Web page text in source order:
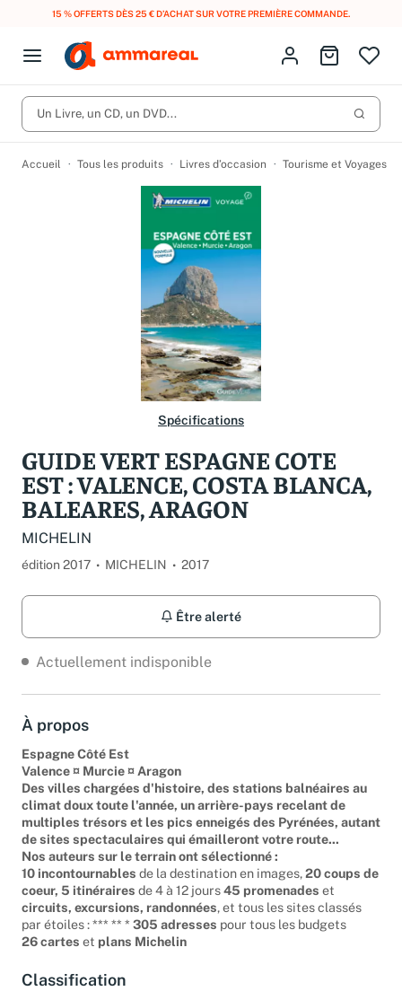
15 % OFFERTS DÈS 25 € D’ACHAT SUR VOTRE PREMIÈRE COMMANDE.
Open menu
Fermer le menu
CD d'occasion
DVD d'occasion
Nos engagements
Lancer
Vous n'avez pas trouvé l'article que vous cherchiez ?
Activez les notifications dans votre compte pour être alerté dès
qu'il est en stock.
Créer une alerte
Identifiez-vous
Aller au
Un Livre, un CD, un DVD...
Accueil Tous les produits Livres d’occasion Tourisme et Voyages
Spécifications
GUIDE VERT ESPAGNE COTE
EST : VALENCE, COSTA BLANCA,
BALEARES, ARAGON
MICHELIN
édition 2017 MICHELIN 2017
Être alerté
Actuellement indisponible
À propos
Espagne Côté Est
Valence ¤ Murcie ¤ Aragon
Des villes chargées d'histoire, des stations balnéaires au
climat doux toute l'année, un arrière-pays recelant de
multiples trésors et les pics enneigés des Pyrénées, autant
de sites spectaculaires qui émailleront votre route...
Nos auteurs sur le terrain ont sélectionné :
10 incontournables de la destination en images,20 coups de
coeur, 5 itinéraires de 4 à 12 jours45 promenades et
circuits, excursions, randonnées, et tous les sites classés
par étoiles : *** ** * 305 adresses pour tous les budgets
26 cartes et plans Michelin
Classification